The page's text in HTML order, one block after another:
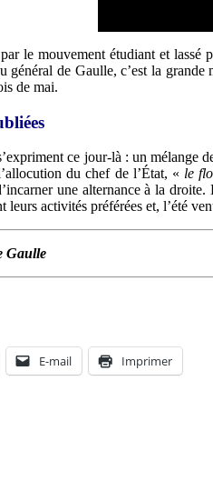
le mouvement étudiant et
général de Gaulle, c’est la
de mai.
ce jour-là : un mélange
du chef de l’État, « le
une alternance à la
activités préférées et, l’été
Gaulle
E-mail Imprimer